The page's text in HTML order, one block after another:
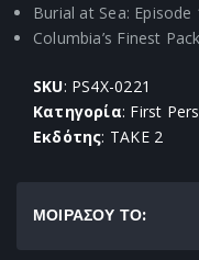
Burial at Sea: Episode
Columbia’s Finest Pack
SKU: PS4X-0221
Κατηγορία: First
Εκδότης: TAKE 2
ΜΟΙΡΑΣΟΥ ΤΟ: